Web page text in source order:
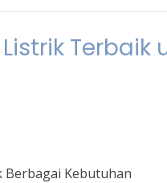
Terbaik
Berbagai Kebutuhan